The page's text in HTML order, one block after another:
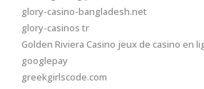
glory-casino-bangladesh.net
glory-casinos tr
Golden Riviera Casino jeux de casino en
googlepay
greekgirlscode.com